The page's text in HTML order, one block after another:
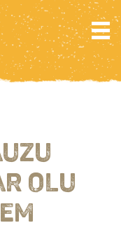
OLU